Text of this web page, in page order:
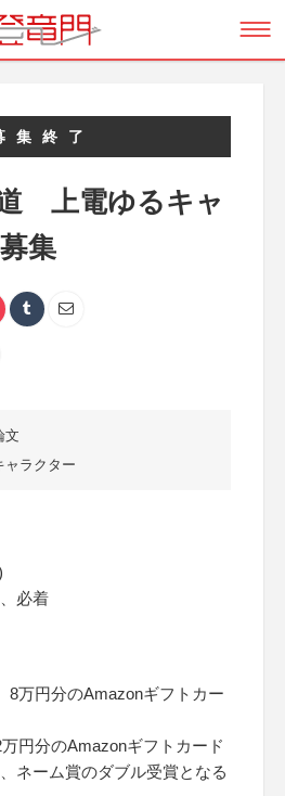
集終了
上電ゆるキャ
集
文
ャラクター
必着
万円分のAmazonギフトカー
円分のAmazonギフトカード
ネーム賞のダブル受賞となる